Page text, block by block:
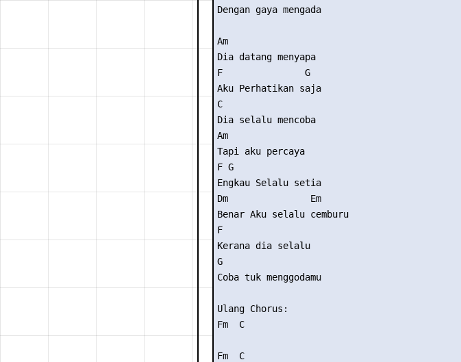
Dengan gaya mengada
Am
Dia datang menyapa
F               G
Aku Perhatikan saja
C
Dia selalu mencoba
Am
Tapi aku percaya
F G
Engkau Selalu setia
Dm               Em
Benar Aku selalu cemburu
F
Kerana dia selalu
G
Coba tuk menggodamu
Ulang Chorus:
Fm  C
Fm  C